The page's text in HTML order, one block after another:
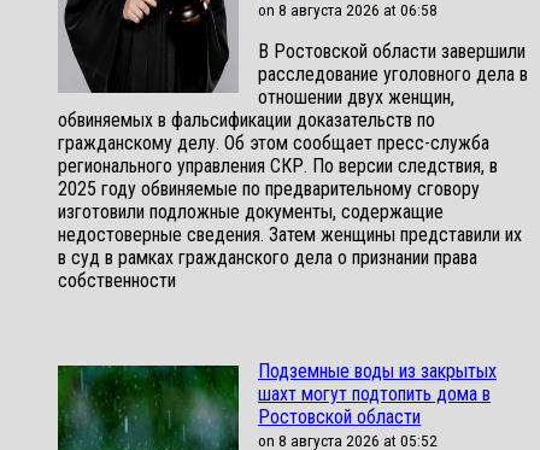
on 8 августа 2026 at 06:58
В Ростовской области завершили
расследование уголовного дела в
отношении двух женщин,
обвиняемых в фальсификации доказательств по
гражданскому делу. Об этом сообщает пресс-служба
регионального управления СКР. По версии следствия, в
2025 году обвиняемые по предварительному сговору
изготовили подложные документы, содержащие
недостоверные сведения. Затем женщины представили их
в суд в рамках гражданского дела о признании права
собственности
Подземные воды из закрытых
шахт могут подтопить дома в
Ростовской области
on 8 августа 2026 at 05:52